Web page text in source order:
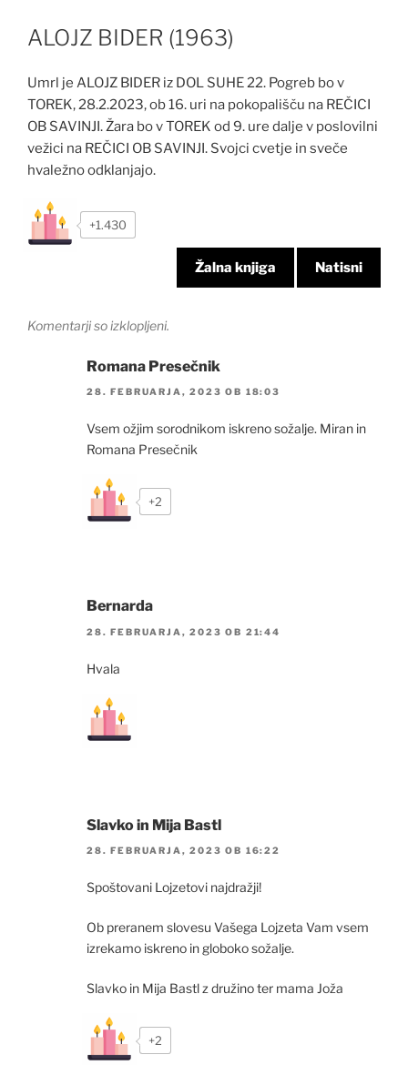
ALOJZ BIDER (1963)
Umrl je ALOJZ BIDER iz DOL SUHE 22. Pogreb bo v
TOREK, 28.2.2023, ob 16. uri na pokopališču na REČICI
OB SAVINJI. Žara bo v TOREK od 9. ure dalje v poslovilni
vežici na REČICI OB SAVINJI. Svojci cvetje in sveče
hvaležno odklanjajo.
+1.430
Žalna knjiga Natisni
Romana Presečnik
28. FEBRUARJA, 2023 OB 18:03
Vsem ožjim sorodnikom iskreno sožalje. Miran in
Romana Presečnik
+2
Bernarda
28. FEBRUARJA, 2023 OB 21:44
Hvala
Slavko in Mija Bastl
28. FEBRUARJA, 2023 OB 16:22
Spoštovani Lojzetovi najdražji!
Ob preranem slovesu Vašega Lojzeta Vam vsem
izrekamo iskreno in globoko sožalje.
Slavko in Mija Bastl z družino ter mama Joža
+2
Komentarji so izklopljeni.